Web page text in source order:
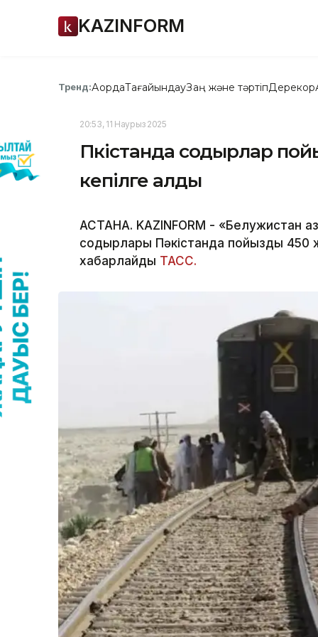
KAZINFORM
Тренд:АқордаТағайындауЗаң және тәртіпДерекқор
20:53, 11 Наурыз 2025
Пәкістанда содырлар
кепілге алды
АСТАНА. KAZINFORM - «Белужистан
содырлары Пәкістанда пойыздың
хабарлайды ТАСС.